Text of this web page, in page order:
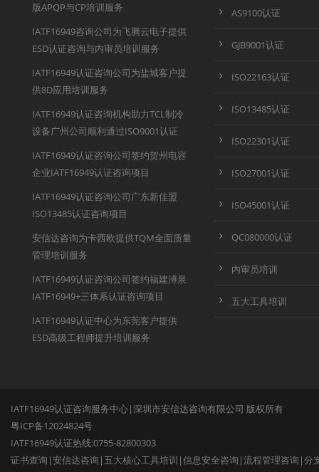
版APQP与CP培训服务
IATF16949咨询公司为飞腾云电子提供
ESD认证咨询与内审员培训服务
IATF16949认证咨询公司为盐城客户提
供8D应用培训服务
IATF16949认证咨询机构助力TCL制冷
设备广州公司顺利通过ISO9001认证
IATF16949认证咨询公司签约贺州电容
企业IATF16949认证咨询项目
IATF16949认证咨询公司广东新佳盟
ISO13485认证咨询项目
安信达咨询为卡西欧提供TQM全面质量
管理培训服务
IATF16949认证咨询公司签约福建溥泉
IATF16949+三体系认证咨询项目
IATF16949认证中心为东莞客户提供
ESD高级工程师提升培训服务
AS9100认证
GJB9001认证
ISO22163认证
ISO13485认证
ISO22301认证
ISO27001认证
ISO45001认证
QC080000认证
内审员培训
五大工具培训
IATF16949认证咨询服务中心|深圳市安信达咨询有限公司 版权所有
粤ICP备12024824号
IATF16949认证热线:0755-82800303
证书查询 |安信达咨询 | 五大核心工具培训 |信息安全咨询 |流程管理咨询 |分